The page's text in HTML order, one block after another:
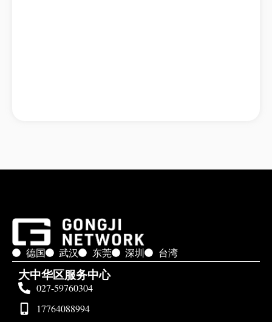
德国 武汉 东莞 深圳 台湾
大中华区服务中心
027-59760304
17764088994